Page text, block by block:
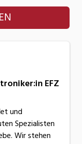
EFZ
und
Spezialisten
Wir stehen